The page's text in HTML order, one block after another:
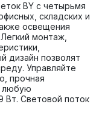
BY с четырьмя
складских и
освещения
монтаж,
дизайн позволят
Управляйте
прочная
любую
Световой поток